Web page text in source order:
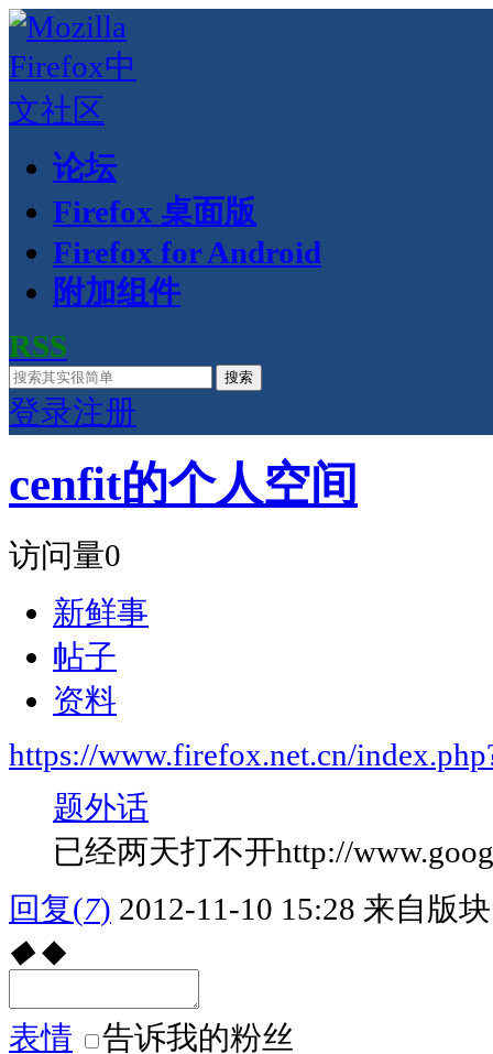
论坛
Firefox 桌面版
Firefox for Android
附加组件
RSS
搜索
登录注册
cenfit的个人空间
访问量0
新鲜事
帖子
资料
https://www.firefox.net.cn/
题外话
已经两天打不开http://
回复(7) 2012-11-10 15:28 来自版
◆ ◆
表情 告诉我的粉丝